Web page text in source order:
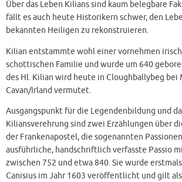
Über das Leben Kilians sind kaum belegbare
fällt es auch heute Historikern schwer, den
bekannten Heiligen zu rekonstruieren.
Kilian entstammte wohl einer vornehmen
schottischen Familie und wurde um 640
des Hl. Kilian wird heute in Cloughballybeg bei
Cavan/Irland vermutet.
Ausgangspunkt für die Legendenbildung und
Kiliansverehrung sind zwei Erzählungen über
der Frankenapostel, die sogenannten
ausführliche, handschriftlich verfasste Passio
zwischen 752 und etwa 840. Sie wurde
Canisius im Jahr 1603 veröffentlicht und gilt